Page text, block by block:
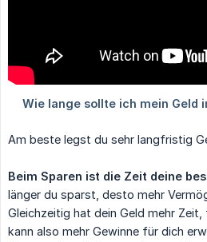
Am beste legst du sehr langfristig
Beim Sparen ist die Zeit deine
länger du sparst, desto mehr
Gleichzeitig hat dein Geld mehr
kann also mehr Gewinne für dich